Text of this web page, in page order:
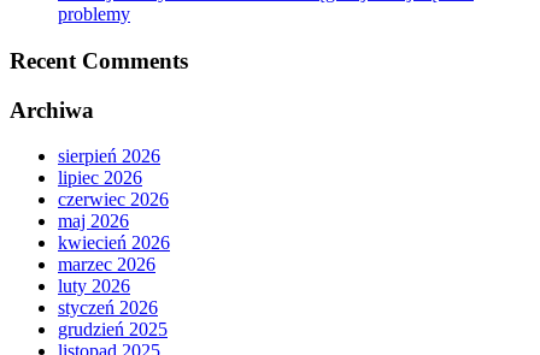
problemy
Recent Comments
Archiwa
sierpień 2026
lipiec 2026
czerwiec 2026
maj 2026
kwiecień 2026
marzec 2026
luty 2026
styczeń 2026
grudzień 2025